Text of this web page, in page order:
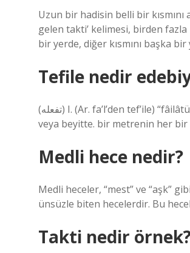
Uzun bir hadisin belli bir
gelen takti’ kelimesi, birden fazla
bir yerde, diğer kısmını başka
Tefile nedir
(ﺗﻔﻌﻠﻪ) I. (Ar. fa’l’den tef’ile) “fâilâtün, feilâtün, fâilün, mef’ûlü, mefâilün, müstef’ilün vb.” Aruz vezniyle bir ayet
veya beyitte. bir metrenin her bir
Medli hece nedir?
Medli heceler, “mest” ve “aşk”
ünsüzle biten hecelerdir. Bu
Takti nedir